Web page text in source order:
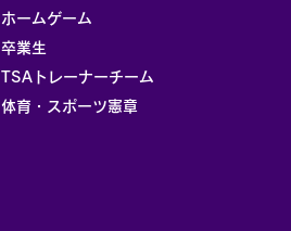
ホームゲーム
卒業生
TSAトレーナーチーム
体育・スポーツ憲章